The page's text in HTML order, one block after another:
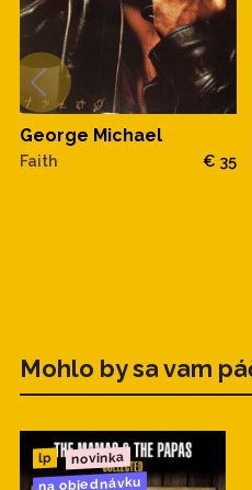
George Michael
Faith € 35
Mohlo by sa vam
lp novinka
na objednávku